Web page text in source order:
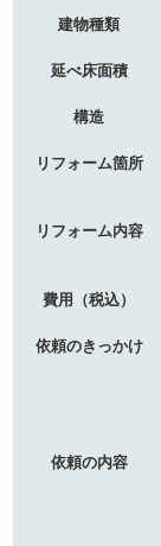
建物種類
延べ床面積
構造
リフォーム箇所
リフォーム内容
費用（税込）
依頼のきっかけ
依頼の内容